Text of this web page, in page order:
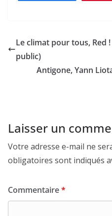
Le climat pour tous, Red
public)
Antigone, Yann
Laisser un
Votre adresse e-mail ne
obligatoires sont indiqués
Commentaire*